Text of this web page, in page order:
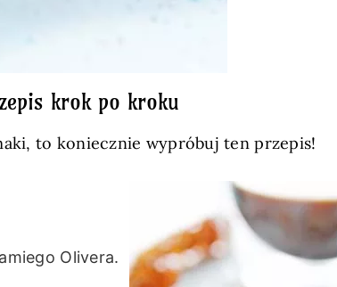
krok po kroku
to koniecznie wypróbuj ten przepis!
Olivera.